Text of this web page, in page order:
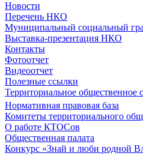
Новости
Перечень НКО
Муниципальный социальный
Выставка-презентация НКО
Контакты
Фотоотчет
Видеоотчет
Полезные ссылки
Территориальное общественное
Нормативная правовая база
Комитеты территориального
О работе КТОСов
Общественная палата
Конкурс «Знай и люби родной